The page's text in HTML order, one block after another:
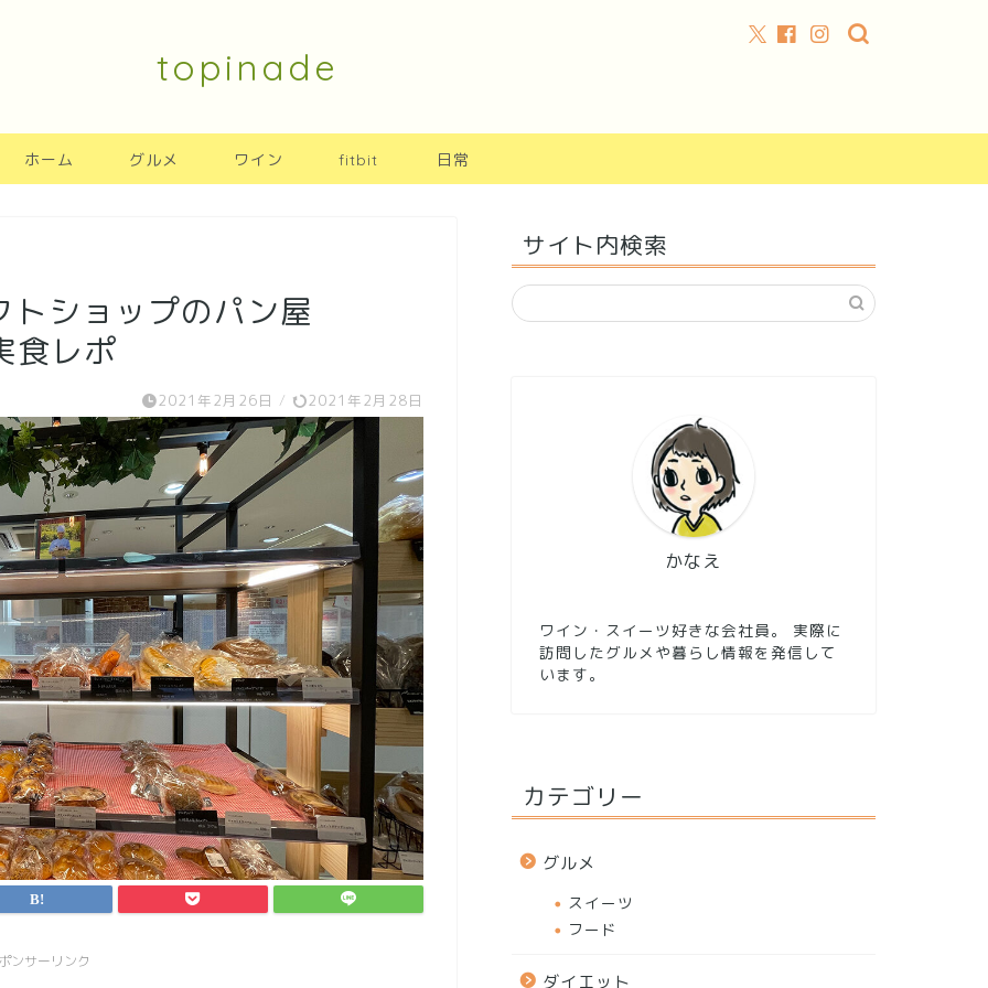
topinade
ホーム グルメ ワイン fitbit 日常
ショップのパン屋
食レポ
2021年2月26日 / 2021年2月28日
ンサーリンク
サイト内検索
かなえ
ワイン・スイーツ好きな会社員。 実際に
訪問したグルメや暮らし情報を発信して
います。
カテゴリー
グルメ
スイーツ
フード
ダイエット